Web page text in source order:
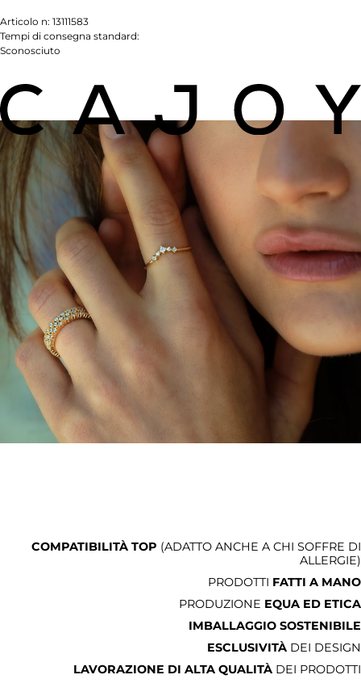
Articolo n: 13111583
Tempi di consegna standard:
Sconosciuto
COMPATIBILITÀ TOP (ADATTO ANCHE A CHI SOFFRE DI
ALLERGIE)
PRODOTTI FATTI A MANO
PRODUZIONE EQUA ED ETICA
IMBALLAGGIO SOSTENIBILE
ESCLUSIVITÀ DEI DESIGN
LAVORAZIONE DI ALTA QUALITÀ DEI PRODOTTI